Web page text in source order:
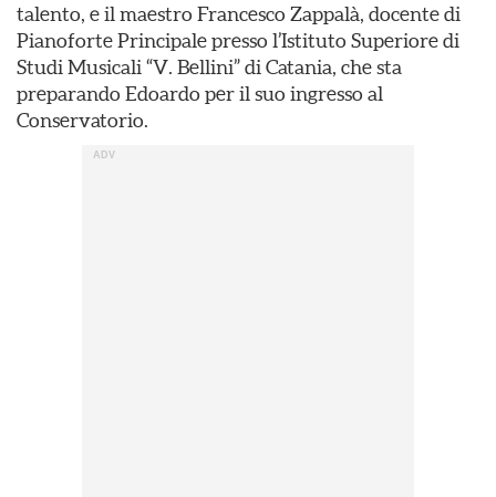
talento, e il maestro Francesco Zappalà, docente di
Pianoforte Principale presso l’Istituto Superiore di
Studi Musicali “V. Bellini” di Catania, che sta
preparando Edoardo per il suo ingresso al
Conservatorio.